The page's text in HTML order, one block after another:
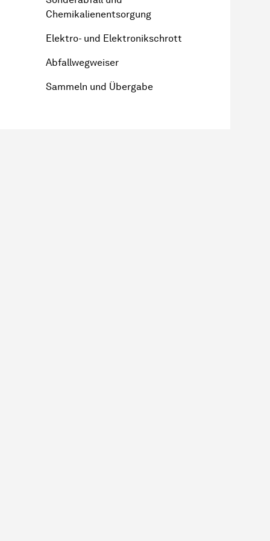
Chemikalienentsorgung
Elektro- und Elektronikschrott
Abfallwegweiser
Sammeln und Übergabe